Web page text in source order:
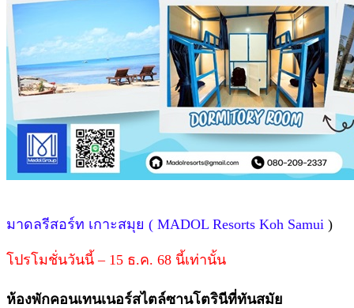
มาดลรีสอร์ท เกาะสมุย ( MADOL Resorts Koh Samui )
โปรโมชั่นวันนี้ – 15 ธ.ค. 68 นี้เท่านั้น
ห้องพักคอนเทนเนอร์สไตล์ซานโตรินีที่ทันสมัย